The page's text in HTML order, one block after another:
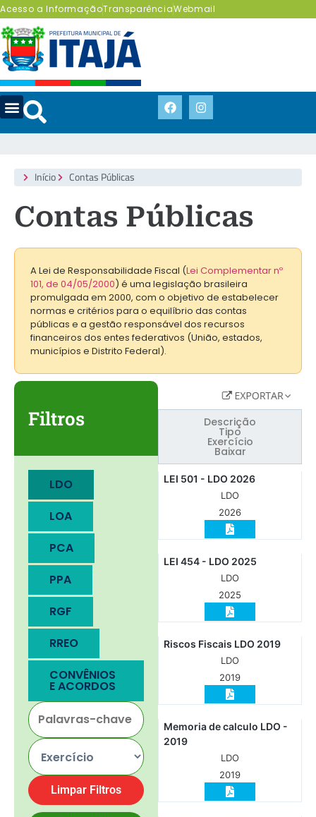
Acesso a InformaçãoTransparênciaWebmail
Início Contas Públicas
Contas Públicas
A Lei de Responsabilidade Fiscal (Lei Complementar nº
101, de 04/05/2000) é uma legislação brasileira
promulgada em 2000, com o objetivo de estabelecer
normas e critérios para o equilíbrio das contas
públicas e a gestão responsável dos recursos
financeiros dos entes federativos (União, estados,
municípios e Distrito Federal).
Filtros
LDO
LOA
PCA
PPA
RGF
RREO
CONVÊNIOS
E ACORDOS
Limpar Filtros
Descrição
Tipo
Exercício
Baixar
LEI 501 - LDO 2026
LDO
2026
LEI 454 - LDO 2025
LDO
2025
Riscos Fiscais LDO 2019
LDO
2019
Memoria de calculo LDO -
2019
LDO
2019